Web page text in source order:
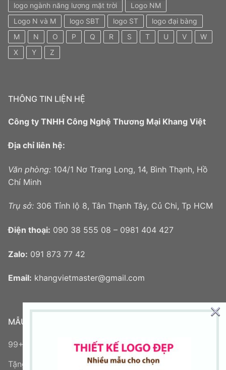
logo ngành năng lượng mặt trời
Logo NM
Logo N và M
logo SBT logo ST
logo đại bàng
M
N O P Q R S T U V
W
X
Y Z
THÔNG TIN LIỆN HỆ
Công ty TNHH Công Nghệ Thương Mại Khang Việt
Địa chỉ liên hệ:
Văn phòng: 104/1 Nơ Trang Long, 14, Bình Thạnh, Hồ
Chí Minh
Trụ sở: 306 Tỉnh lộ 8, Tân Thạnh Tây, Củ Chi, Tp HCM
Điện thoại: 090 38 555 08 – 0981 404 427
Zalo: 091 873 77 42
Email: khangvietmaster@gmail.com
MẪU LOGO MỚI
99+ mẫu logo chữ V đẹp sáng tạo
Tặng logo miễn phí
×